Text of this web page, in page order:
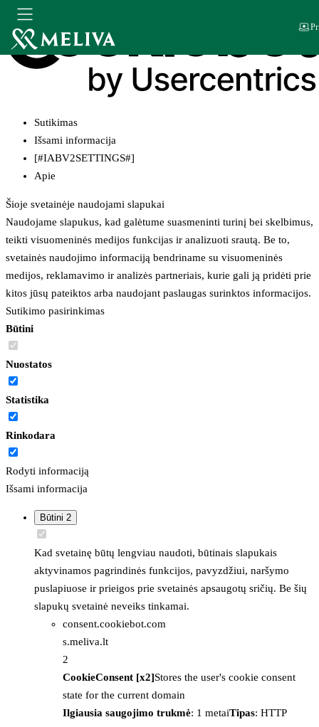
Sutikimas
Išsami informacija
[#IABV2SETTINGS#]
Apie
Šioje svetainėje naudojami slapukai
Naudojame slapukus, kad galėtume suasmeninti turinį bei skelbimus,
teikti visuomeninės medijos funkcijas ir analizuoti srautą. Be to,
svetainės naudojimo informaciją bendriname su visuomeninės
medijos, reklamavimo ir analizės partneriais, kurie gali ją pridėti prie
kitos jūsų pateiktos arba naudojant paslaugas surinktos informacijos.
Sutikimo pasirinkimas
Būtini
Nuostatos
Statistika
Rinkodara
Rodyti informaciją
Išsami informacija
Būtini 2
Kad svetainę būtų lengviau naudoti, būtinais slapukais
aktyvinamos pagrindinės funkcijos, pavyzdžiui, naršymo
puslapiuose ir prieigos prie svetainės apsaugotų sričių. Be šių
slapukų svetainė neveiks tinkamai.
consent.cookiebot.com
s.meliva.lt
2
CookieConsent [x2]Stores the user's cookie consent
state for the current domain
Ilgiausia saugojimo trukmė: 1 metaiTipas: HTTP